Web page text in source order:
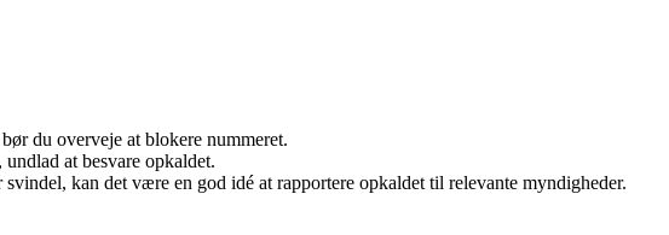
du overveje at blokere nummeret.
at besvare opkaldet.
kan det være en god idé at rapportere opkaldet til relevante myndigheder.